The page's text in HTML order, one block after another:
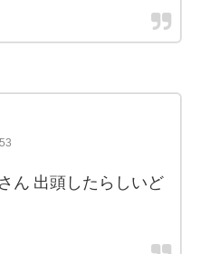
ん 出頭したらしいど